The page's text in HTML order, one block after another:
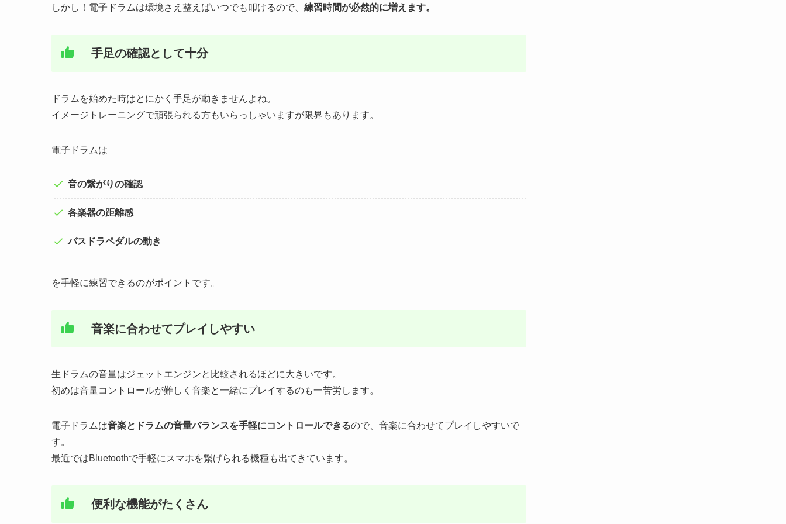
しかし！電子ドラムは環境さえ整えばいつでも叩けるので、 練習時間が必然的に増えます。
手足の確認として十分
ドラムを始めた時はとにかく手足が動きませんよね。
イメージトレーニングで頑張られる方もいらっしゃいますが限界もあります。
電子ドラムは
音の繋がりの確認
各楽器の距離感
バスドラペダルの動き
を手軽に練習できるのがポイントです。
音楽に合わせてプレイしやすい
生ドラムの音量はジェットエンジンと比較されるほどに大きいです。
初めは音量コントロールが難しく音楽と一緒にプレイするのも一苦労します。
電子ドラムは音楽とドラムの音量バランスを手軽にコントロールできるので、音楽に合わせてプレイしやすいで
す。
最近ではBluetoothで手軽にスマホを繋げられる機種も出てきています。
便利な機能がたくさん